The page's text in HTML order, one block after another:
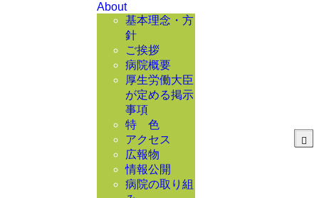
About
基本理念・方
針
ご挨拶
病院概要
厚生労働大臣
が定める掲示
事項
特 色
アクセス
広報物
情報公開
病院の取り組